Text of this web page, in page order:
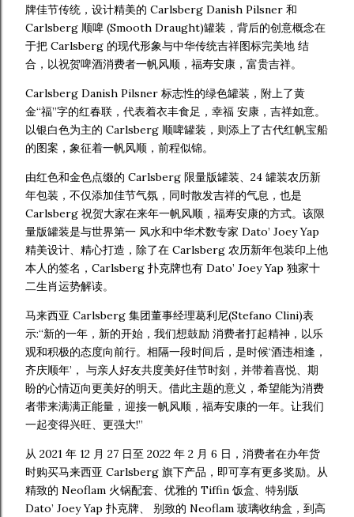
牌佳节传统，设计精美的 Carlsberg Danish Pilsner 和
Carlsberg 顺啤 (Smooth Draught)罐装，背后的创意概念在
于把 Carlsberg 的现代形象与中华传统吉祥图标完美地 结
合，以祝贺啤酒消费者一帆风顺，福寿安康，富贵吉祥。
Carlsberg Danish Pilsner 标志性的绿色罐装，附上了黄
金“福”字的红春联，代表着衣丰食足，幸福 安康，吉祥如意。
以银白色为主的 Carlsberg 顺啤罐装，则添上了古代红帆宝船
的图案，象征着一帆风顺，前程似锦。
由红色和金色点缀的 Carlsberg 限量版罐装、24 罐装农历新
年包装，不仅添加佳节气氛，同时散发吉祥的气息，也是
Carlsberg 祝贺大家在来年一帆风顺，福寿安康的方式。该限
量版罐装是与世界第一 风水和中华术数专家 Dato’ Joey Yap
精美设计、精心打造，除了在 Carlsberg 农历新年包装印上他
本人的签名，Carlsberg 扑克牌也有 Dato’ Joey Yap 独家十
二生肖运势解读。
马来西亚 Carlsberg 集团董事经理葛利尼(Stefano Clini)表
示:“新的一年，新的开始，我们想鼓励 消费者打起精神，以乐
观和积极的态度向前行。相隔一段时间后，是时候‘酒违相逢，
齐庆顺年’， 与亲人好友共度美好佳节时刻，并带着喜悦、期
盼的心情迈向更美好的明天。借此主题的意义，希望能为消费
者带来满满正能量，迎接一帆风顺，福寿安康的一年。让我们
一起变得兴旺、更强大!”
从 2021 年 12 月 27 日至 2022 年 2 月 6 日，消费者在办年货
时购买马来西亚 Carlsberg 旗下产品，即可享有更多奖励。从
精致的 Neoflam 火锅配套、优雅的 Tiffin 饭盒、特别版
Dato’ Joey Yap 扑克牌、 别致的 Neoflam 玻璃收纳盒，到高